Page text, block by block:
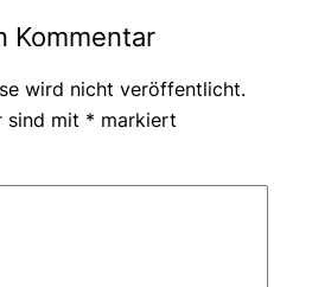
Kommentar
wird nicht veröffentlicht.
sind mit * markiert